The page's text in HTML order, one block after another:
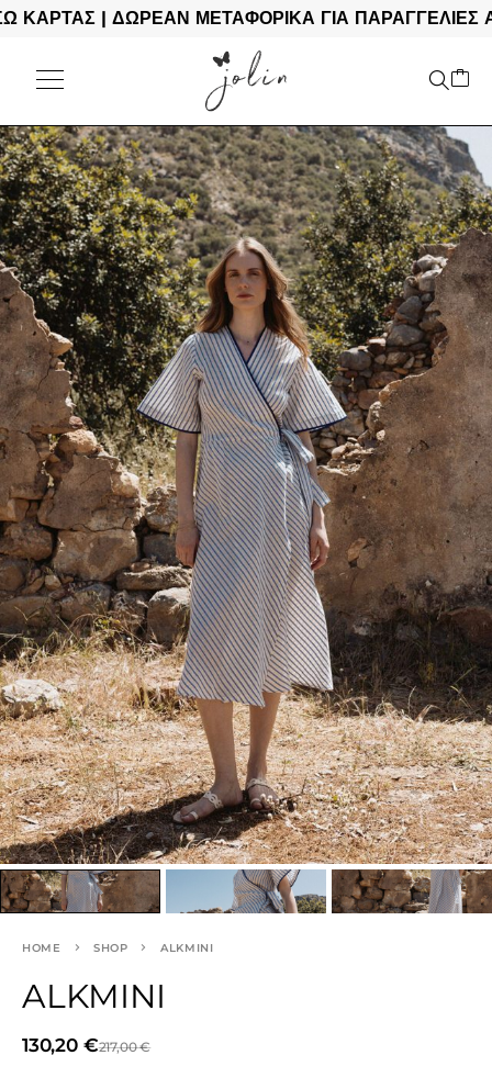
| ΔΩΡΕΑΝ ΜΕΤΑΦΟΡΙΚΑ ΓΙΑ ΠΑΡΑΓΓΕΛΙΕΣ ΑΝΩ
HOME SHOP ALKMINI
ALKMINI
217,00€
130,20 €